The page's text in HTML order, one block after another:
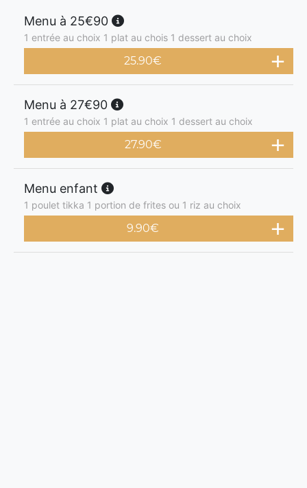
Menu à 25€90
1 entrée au choix 1 plat au chois 1 dessert au choix
25.90€
Menu à 27€90
1 entrée au choix 1 plat au choix 1 dessert au choix
27.90€
Menu enfant
1 poulet tikka 1 portion de frites ou 1 riz au choix
9.90€